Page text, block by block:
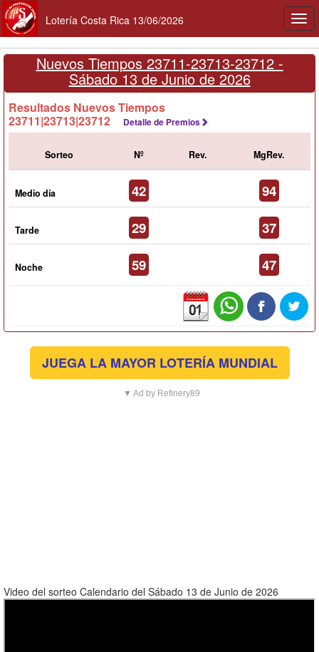
Lotería Costa Rica 13/06/2026
Nuevos Tiempos 23711-23713-23712 -
Sábado 13 de Junio de 2026
Resultados Nuevos Tiempos
23711|23713|23712
Detalle de Premios
Sorteo Nº Rev. MgRev.
Medio día 42 94
Tarde 29 37
Noche 59 47
JUEGA LA MAYOR LOTERÍA MUNDIAL
▼ Ad by Refinery89
Video del sorteo Calendario del Sábado 13 de Junio de 2026